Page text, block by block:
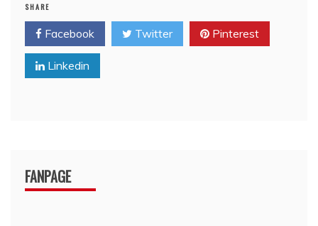
SHARE
Facebook Twitter Pinterest
Linkedin
FANPAGE